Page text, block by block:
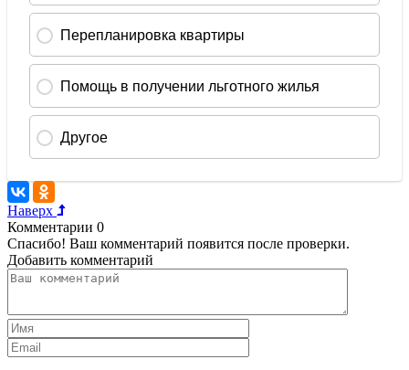
Наверх
Комментарии 0
Спасибо! Ваш комментарий появится после проверки.
Добавить комментарий